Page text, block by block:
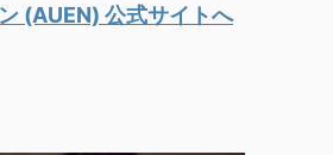
(AUEN) 公式サイトへ